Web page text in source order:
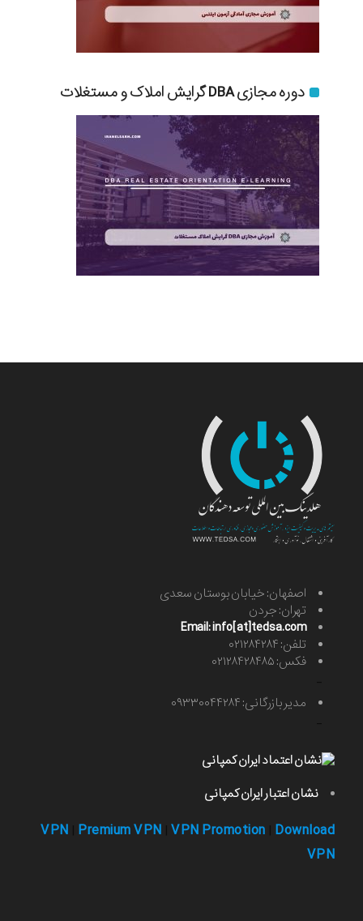
دوره مجازی DBA گرایش املاک و مستغلات
اصفهان: خیابان بوستان سعدی
تهران: جردن
Email: info[at]tedsa.com
تلفن: ۰۲۱۲۸۴۲۸۴
فکس: ۰۲۱۲۸۴۲۸۴۸۵
مدیر بازرگانی: ۰۹۳۳۰۰۴۴۲۸۴
نشان اعتبار ایران کمپانی
VPN Premium VPN VPN Promotion Download
VPN